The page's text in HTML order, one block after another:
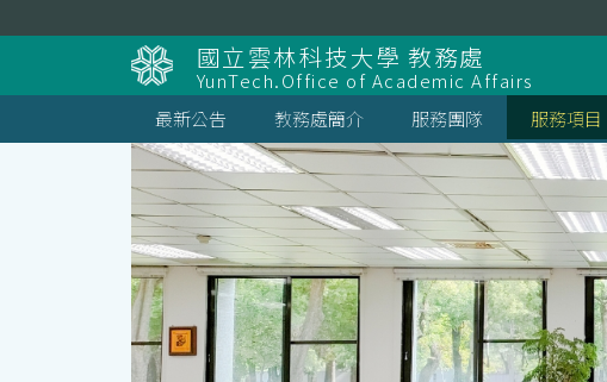
到
主
要
內
容
區
塊
國立雲林科技大學 教務處
YunTech.Office of Academic Affairs
最新公告
教務處簡介 服務團隊 服務項目